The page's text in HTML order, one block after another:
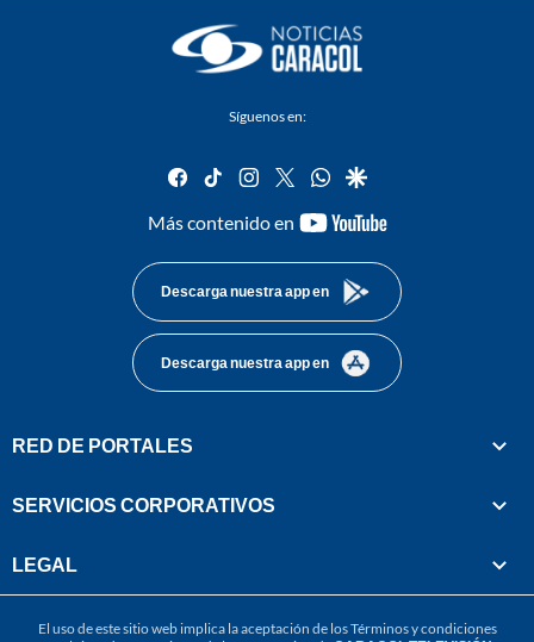
Síguenos en:
facebook
tiktok instagram
twitterwhatsapp
google
Más contenido en
youtube-
Descarga nuestra app en
Descarga nuestra app en
RED DE PORTALES
SERVICIOS CORPORATIVOS
LEGAL
El uso de este sitio web implica la aceptación de losTérminos y condiciones